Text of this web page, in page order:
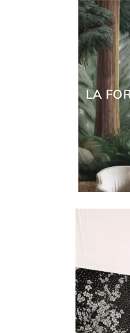
LA